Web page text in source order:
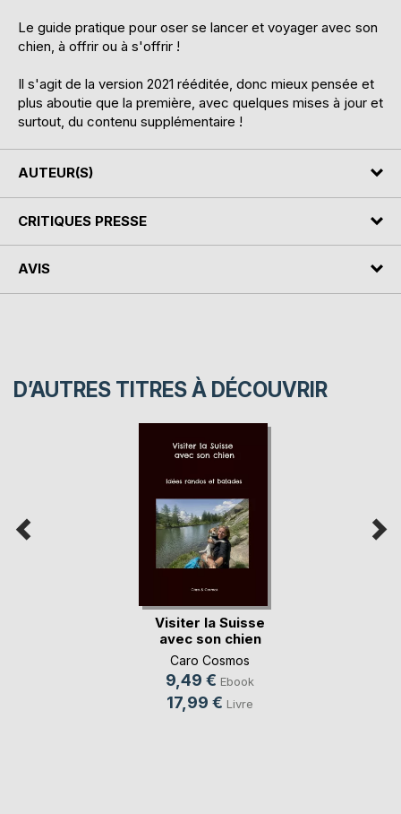
Le guide pratique pour oser se lancer et voyager avec son
chien, à offrir ou à s'offrir !
Il s'agit de la version 2021 rééditée, donc mieux pensée et
plus aboutie que la première, avec quelques mises à jour et
surtout, du contenu supplémentaire !
AUTEUR(S)
CRITIQUES PRESSE
AVIS
D’AUTRES TITRES À DÉCOUVRIR
Visiter la Suisse
avec son chien
Caro Cosmos
9,49 € Ebook
17,99 € Livre